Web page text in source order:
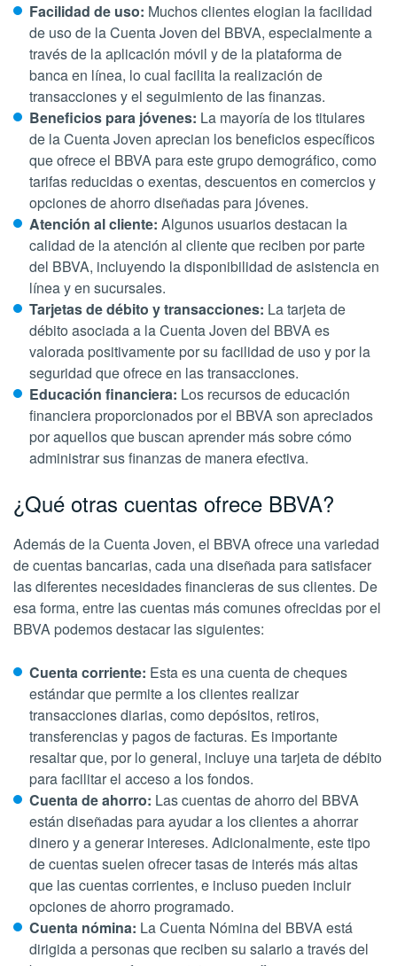
Facilidad de uso: Muchos clientes elogian la facilidad
de uso de la Cuenta Joven del BBVA, especialmente a
través de la aplicación móvil y de la plataforma de
banca en línea, lo cual facilita la realización de
transacciones y el seguimiento de las finanzas.
Beneficios para jóvenes: La mayoría de los titulares
de la Cuenta Joven aprecian los beneficios específicos
que ofrece el BBVA para este grupo demográfico, como
tarifas reducidas o exentas, descuentos en comercios y
opciones de ahorro diseñadas para jóvenes.
Atención al cliente: Algunos usuarios destacan la
calidad de la atención al cliente que reciben por parte
del BBVA, incluyendo la disponibilidad de asistencia en
línea y en sucursales.
Tarjetas de débito y transacciones: La tarjeta de
débito asociada a la Cuenta Joven del BBVA es
valorada positivamente por su facilidad de uso y por la
seguridad que ofrece en las transacciones.
Educación financiera: Los recursos de educación
financiera proporcionados por el BBVA son apreciados
por aquellos que buscan aprender más sobre cómo
administrar sus finanzas de manera efectiva.
¿Qué otras cuentas ofrece BBVA?
Además de la Cuenta Joven, el BBVA ofrece una variedad
de cuentas bancarias, cada una diseñada para satisfacer
las diferentes necesidades financieras de sus clientes. De
esa forma, entre las cuentas más comunes ofrecidas por el
BBVA podemos destacar las siguientes:
Cuenta corriente: Esta es una cuenta de cheques
estándar que permite a los clientes realizar
transacciones diarias, como depósitos, retiros,
transferencias y pagos de facturas. Es importante
resaltar que, por lo general, incluye una tarjeta de débito
para facilitar el acceso a los fondos.
Cuenta de ahorro: Las cuentas de ahorro del BBVA
están diseñadas para ayudar a los clientes a ahorrar
dinero y a generar intereses. Adicionalmente, este tipo
de cuentas suelen ofrecer tasas de interés más altas
que las cuentas corrientes, e incluso pueden incluir
opciones de ahorro programado.
Cuenta nómina: La Cuenta Nómina del BBVA está
dirigida a personas que reciben su salario a través del